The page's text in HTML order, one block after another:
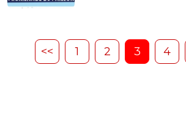
<< 1 2 3 4